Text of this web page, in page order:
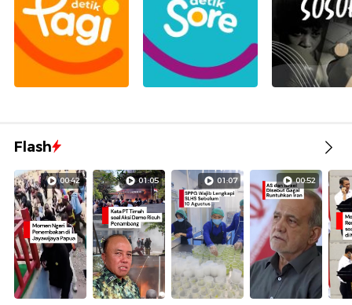
Flash
00:42 01:05 01:07 00:52